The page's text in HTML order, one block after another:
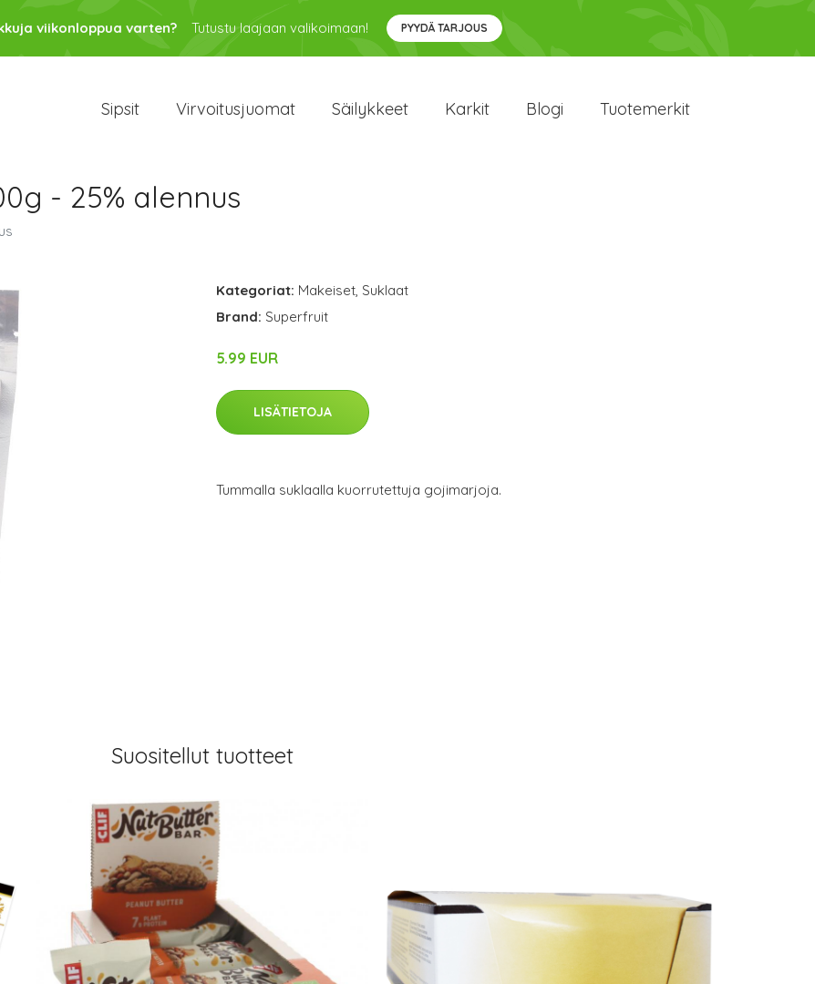
viikonloppua varten? Tutustu laajaan valikoimaan! PYYDÄ TARJOUS
Sipsit Virvoitusjuomat Säilykkeet Karkit Blogi Tuotemerkit
- 25% alennus
Kategoriat: Makeiset, Suklaat
Brand: Superfruit
5.99 EUR
LISÄTIETOJA
Tummalla suklaalla kuorrutettuja gojimarjoja.
Suositellut tuotteet